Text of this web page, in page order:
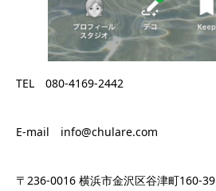
TEL 080-4169-2442
E-mail info@chulare.com
〒236-0016 横浜市金沢区谷津町160-39